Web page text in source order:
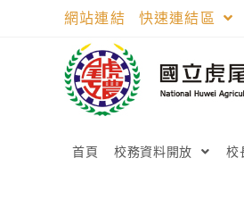
網站連結 快速連結區
首頁 校務資料開放 校